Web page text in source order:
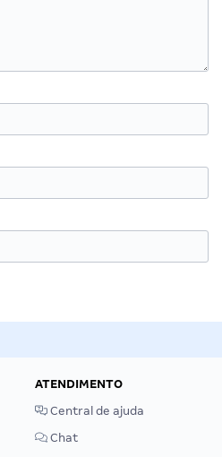
ATENDIMENTO
Central de ajuda
Chat